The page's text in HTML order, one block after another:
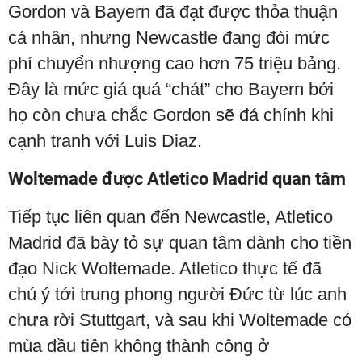
Gordon và Bayern đã đạt được thỏa thuận
cá nhân, nhưng Newcastle đang đòi mức
phí chuyển nhượng cao hơn 75 triệu bảng.
Đây là mức giá quá “chát” cho Bayern bởi
họ còn chưa chắc Gordon sẽ đá chính khi
cạnh tranh với Luis Diaz.
Woltemade được Atletico Madrid quan tâm
Tiếp tục liên quan đến Newcastle, Atletico
Madrid đã bày tỏ sự quan tâm dành cho tiền
đạo Nick Woltemade. Atletico thực tế đã
chú ý tới trung phong người Đức từ lúc anh
chưa rời Stuttgart, và sau khi Woltemade có
mùa đầu tiên không thành công ở